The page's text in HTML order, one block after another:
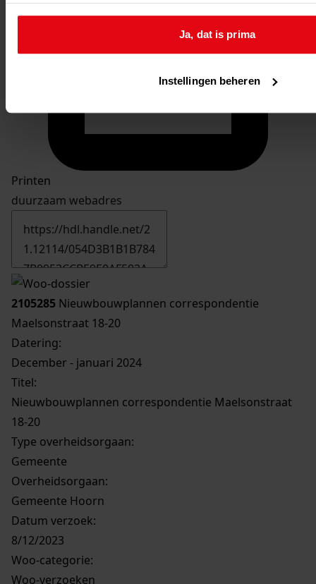
Ja, dat is prima
Instellingen beheren
duurzaam webadres
2105285Nieuwbouwplannen correspondentie
Maelsonstraat 18-20
Datering:
December - januari 2024